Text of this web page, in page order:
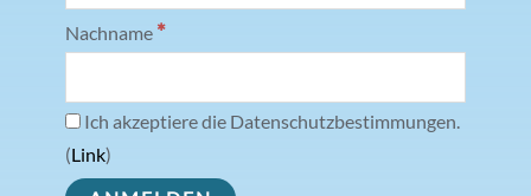
Nachname *
Ich akzeptiere die Datenschutzbestimmungen.
(Link)